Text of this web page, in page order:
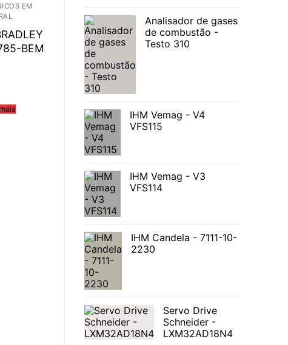
EM
BEM
Analisador de gases
de combustão -
Testo 310
IHM Vemag - V4
VFS115
IHM Vemag - V3
VFS114
IHM Candela - 7111-10-
2230
Servo Drive
Schneider -
LXM32AD18N4